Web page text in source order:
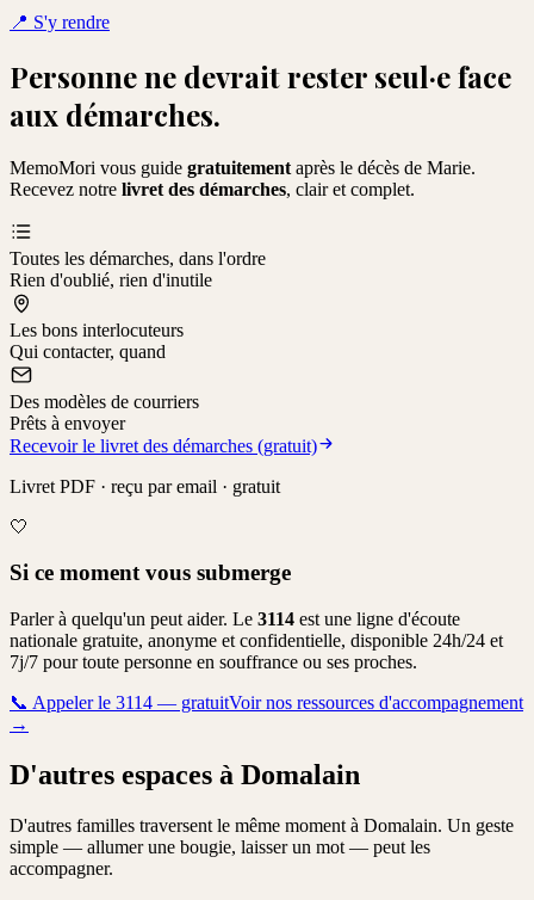
📍 S'y rendre
Personne ne devrait rester seul·e face
aux démarches.
MemoMori vous guide gratuitement après le décès de Marie.
Recevez notre livret des démarches, clair et complet.
Toutes les démarches, dans l'ordre
Rien d'oublié, rien d'inutile
Les bons interlocuteurs
Qui contacter, quand
Des modèles de courriers
Prêts à envoyer
Recevoir le livret des démarches (gratuit)
Livret PDF · reçu par email · gratuit
🤍
Si ce moment vous submerge
Parler à quelqu'un peut aider. Le 3114 est une ligne d'écoute
nationale gratuite, anonyme et confidentielle, disponible 24h/24 et
7j/7 pour toute personne en souffrance ou ses proches.
📞 Appeler le 3114 — gratuitVoir nos ressources d'accompagnement
→
D'autres espaces à Domalain
D'autres familles traversent le même moment à Domalain. Un geste
simple — allumer une bougie, laisser un mot — peut les
accompagner.